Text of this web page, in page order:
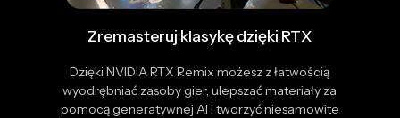
Zremasteruj klasykę dzięki RTX
Dzięki NVIDIA RTX Remix możesz z łatwością
wyodrębniać zasoby gier, ulepszać materiały za
pomocą generatywnej AI i tworzyć niesamowite